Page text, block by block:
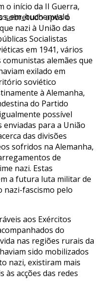
o início da II Guerra,
sobretudo após o
nazi à União das
Socialistas
em 1941, vários
comunistas alemães que
exilado em
soviético
à Alemanha,
do Partido
possível
para a União
das divisões
sofridos na Alemanha,
de
nazi. Estas
a futura luta militar de
nazi-fascismo pelo
aos Exércitos
do
nas regiões rurais da
sido mobilizados
nazi, existiram mais
acções das redes